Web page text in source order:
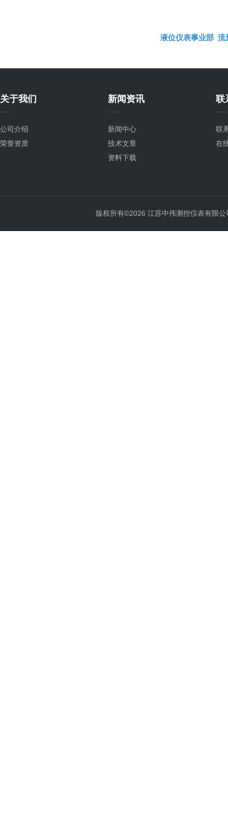
液位仪表事业部 流
关于我们
公司介绍
荣誉资质
新闻资讯
新闻中心
技术文章
资料下载
联
联
在
版权所有©2026 江苏中伟测控仪表有限